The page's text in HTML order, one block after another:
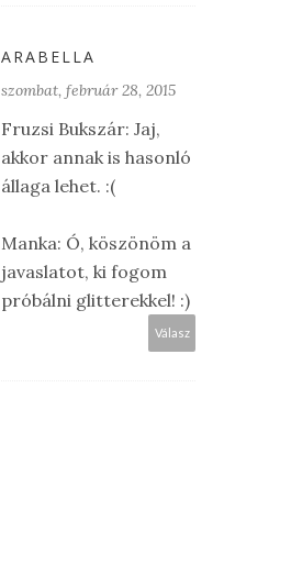
ARABELLA
szombat, február 28, 2015
Fruzsi Bukszár: Jaj,
akkor annak is hasonló
állaga lehet. :(
Manka: Ó, köszönöm a
javaslatot, ki fogom
próbálni glitterekkel! :)
Válasz